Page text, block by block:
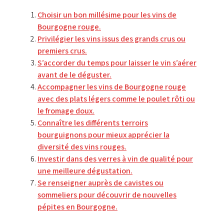
Choisir un bon millésime pour les vins de
Bourgogne rouge.
Privilégier les vins issus des grands crus ou
premiers crus.
S’accorder du temps pour laisser le vin s’aérer
avant de le déguster.
Accompagner les vins de Bourgogne rouge
avec des plats légers comme le poulet rôti ou
le fromage doux.
Connaître les différents terroirs
bourguignons pour mieux apprécier la
diversité des vins rouges.
Investir dans des verres à vin de qualité pour
une meilleure dégustation.
Se renseigner auprès de cavistes ou
sommeliers pour découvrir de nouvelles
pépites en Bourgogne.